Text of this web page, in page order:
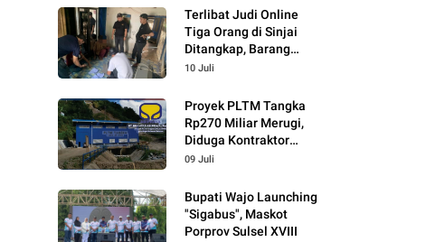
Terlibat Judi Online
Tiga Orang di Sinjai
Ditangkap, Barang
Bukti Kupon Putih
10 Juli
Proyek PLTM Tangka
Rp270 Miliar Merugi,
Diduga Kontraktor
Tidak Profesional,
09 Juli
Bupati Wajo Launching
"Sigabus", Maskot
Porprov Sulsel XVIII